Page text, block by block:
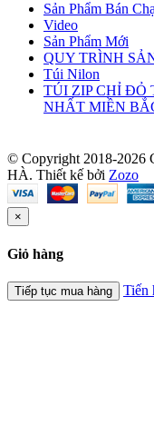
Sản Phẩm Bán
Video
Sản Phẩm Mới
QUY TRÌNH
Túi Nilon
TÚI ZIP CHỈ ĐỎ
NHẤT MIỀN
© Copyright 2018-
HÀ. Thiết kế bởi Zozo
×
Giỏ hàng
Tiếp tục mua hàng Tiến